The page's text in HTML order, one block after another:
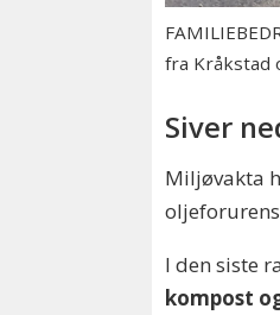
fra Kråkstad
Siver
Miljøvakta
I den siste
kompost